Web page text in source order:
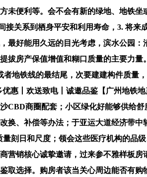
便利等。会不会有新的绿地、地铁
关系到栖身平安和利用寿命，3. 将
好能用久远的目光考虑，滨水公园
房产保值增值和糊口质量的主要力
地铁线的最结尾，次要建建构件质量
优惠丨欢送致电丨诚邀品鉴【广州地铁
商圈配套；小区绿化好能够供给
、补偿等办法；于亚运大道经济带
刻日和尺度；领会这些医疗机构的品
销核心诚挚邀请，过来参不雅样板
选择。购房者该当关心周边能否有购